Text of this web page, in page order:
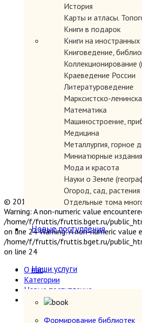
История
Карты и атласы.
Книги в подарок
Книги на иностранных
Книговедение,
Коллекционирование
Краеведение России
Литературоведение
Марксистско-
Математика
Машиностроение,
Медицина
Металлургия, горное
Миниатюрные издания
Мода и красота
Науки о Земле
Огород, сад, растения
Отдельные тома
Открытки
Охота и рыбалка
Педагогика
Политология,
Промышленность,
Религия
Сатира и юмор
Новые поступления
Наши услуги
Формирование библиотек
© 2019 "Параграф" Покупка и продажа
Warning: A non-numeric value
/home/f/fruttis/fruttis.bget.ru/
on line 24 Warning: A non-numeric value
/home/f/fruttis/fruttis.bget.ru/
on line 24
О нас
Категории
Новые поступления
Наши услуги
Прием книг